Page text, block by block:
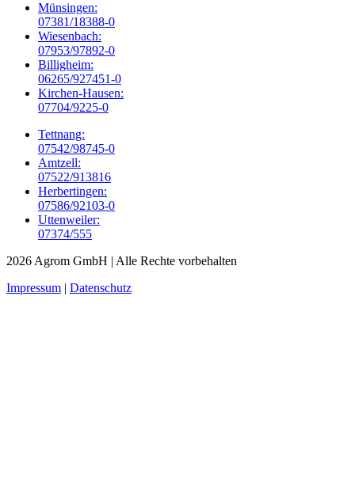
Münsingen:
07381/18388-0
Wiesenbach:
07953/97892-0
Billigheim:
06265/927451-0
Kirchen-Hausen:
07704/9225-0
Tettnang:
07542/98745-0
Amtzell:
07522/913816
Herbertingen:
07586/92103-0
Uttenweiler:
07374/555
2026 Agrom GmbH | Alle Rechte vorbehalten
Impressum | Datenschutz